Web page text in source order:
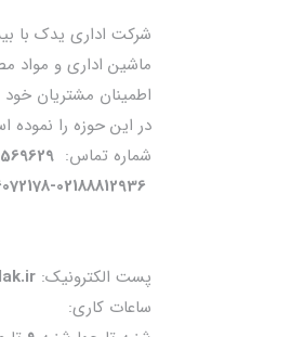
ماشین اداری و مواد
اطمینان مشتریان خود
در این حوزه را نموده
شماره تماس:09356569629
02188812936
پست الکترونیک: support@edariyadak.ir
ساعات کاری: